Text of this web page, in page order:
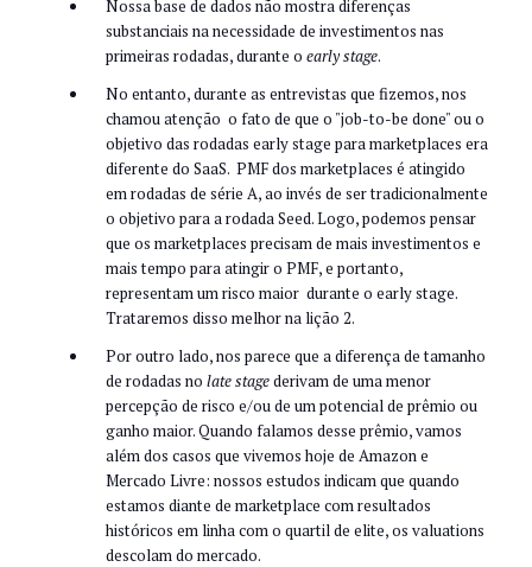
Nossa base de dados não mostra diferenças
substanciais na necessidade de investimentos nas
primeiras rodadas, durante o early stage.
No entanto, durante as entrevistas que fizemos, nos
chamou atenção o fato de que o "job-to-be done" ou o
objetivo das rodadas early stage para marketplaces era
diferente do SaaS. PMF dos marketplaces é atingido
em rodadas de série A, ao invés de ser tradicionalmente
o objetivo para a rodada Seed. Logo, podemos pensar
que os marketplaces precisam de mais investimentos e
mais tempo para atingir o PMF, e portanto,
representam um risco maior durante o early stage.
Trataremos disso melhor na lição 2.
Por outro lado, nos parece que a diferença de tamanho
de rodadas no late stagederivam de uma menor
percepção de risco e/ou de um potencial de prêmio ou
ganho maior. Quando falamos desse prêmio, vamos
além dos casos que vivemos hoje de Amazon e
Mercado Livre: nossos estudos indicam que quando
estamos diante de marketplace com resultados
históricos em linha com o quartil de elite, os valuations
descolam do mercado.